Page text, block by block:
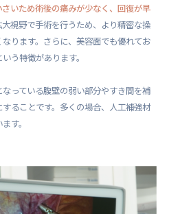
いため術後の痛みが少なく、回復が早
視野で手術を行うため、より精密な操
ります。さらに、美容面でも優れてお
いう特徴があります。
っている腹壁の弱い部分やすき間を補
ることです。多くの場合、人工補強材
す。